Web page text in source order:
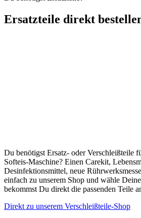
Ersatzteile direkt
Du benötigst Ersatz- oder Verschleißteile
Softeis-Maschine? Einen Carekit,
Desinfektionsmittel, neue
einfach zu unserem Shop und wähle
bekommst Du direkt die passenden Teile
Direkt zu unserem Verschleißteile-Shop